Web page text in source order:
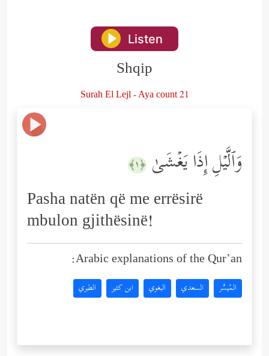
Listen
Shqip
Surah El Lejl - Aya count 21
وَٱلَّیۡلِ إِذَا یَغۡشَىٰ ﴿١﴾
Pasha natën që me errësirë
mbulon gjithësinë!
Arabic explanations of the Qur’an:
المُيسَّر السعدي البغوي ابن كثير الطبري